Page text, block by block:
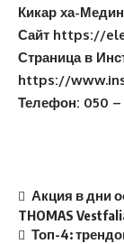
Кикар ха-
Сайт https://
Страница в
https://
Телефон: 050 –
Акция в дни
THOMAS
Топ-4: